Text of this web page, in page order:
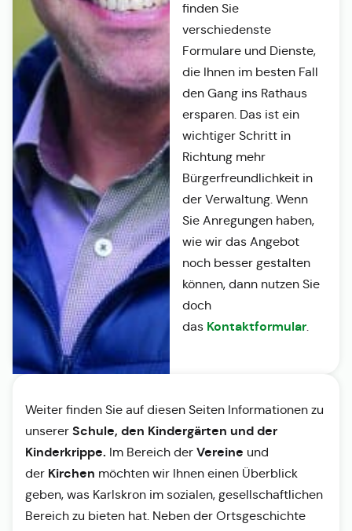
finden Sie
verschiedenste
Formulare und Dienste,
die Ihnen im besten Fall
den Gang ins Rathaus
ersparen. Das ist ein
wichtiger Schritt in
Richtung mehr
Bürgerfreundlichkeit in
der Verwaltung. Wenn
Sie Anregungen haben,
wie wir das Angebot
noch besser gestalten
können, dann nutzen Sie
doch
das Kontaktformular.
Weiter finden Sie auf diesen Seiten Informationen zu
unserer Schule, den Kindergärten und der
Kinderkrippe. Im Bereich der Vereine und
der Kirchen möchten wir Ihnen einen Überblick
geben, was Karlskron im sozialen, gesellschaftlichen
Bereich zu bieten hat. Neben der Ortsgeschichte